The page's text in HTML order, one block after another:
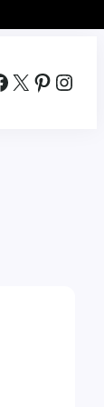
X Pinterest Instagram